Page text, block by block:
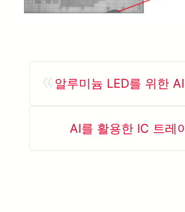
알루미늄 LED를 위한
AI를 활용한 IC 트레